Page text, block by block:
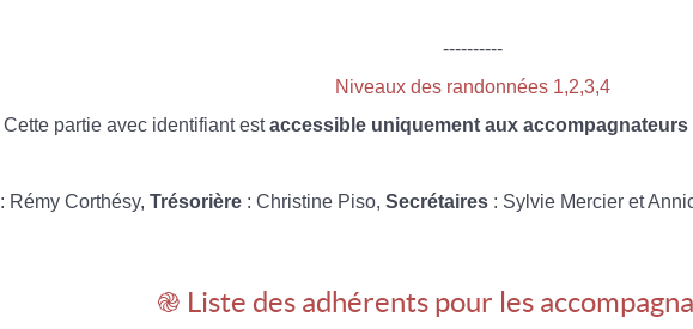
----------
Niveaux des randonnées 1,2,3,4
Cette partie avec identifiant estaccessible uniquement aux
: Rémy Corthésy, Trésorière : Christine Piso, Secrétaires : Sylvie Mercier et
֎ Liste des adhérents pour les